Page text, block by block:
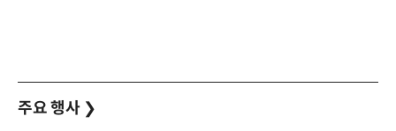
주요 행사 ❯